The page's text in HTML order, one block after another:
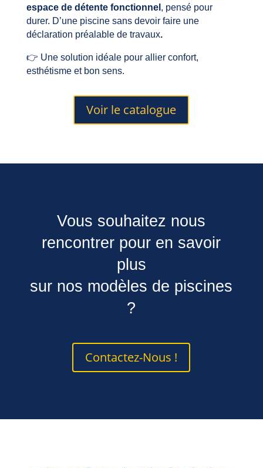
espace de détente fonctionnel , pensé pour
durer. D’une piscine sans devoir faire une
déclaration préalable de travaux.
👉 Une solution idéale pour allier confort,
esthétisme et bon sens.
Voir le catalogue
Vous souhaitez nous
rencontrer pour en savoir
plus
sur nos modèles de piscines
?
Contactez-Nous !